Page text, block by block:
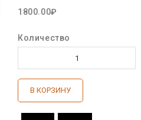
1800.00₽
Количество
В КОРЗИНУ